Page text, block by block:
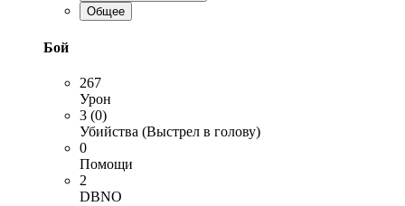
Общее
Бой
267
Урон
3 (0)
Убийства (Выстрел в голову)
0
Помощи
2
DBNO